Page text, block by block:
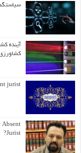
آینده
jurist
Absent
Jurist?